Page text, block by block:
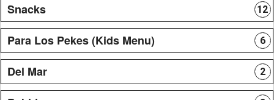
Snacks 12
Para Los Pekes (Kids Menu) 6
Del Mar 2